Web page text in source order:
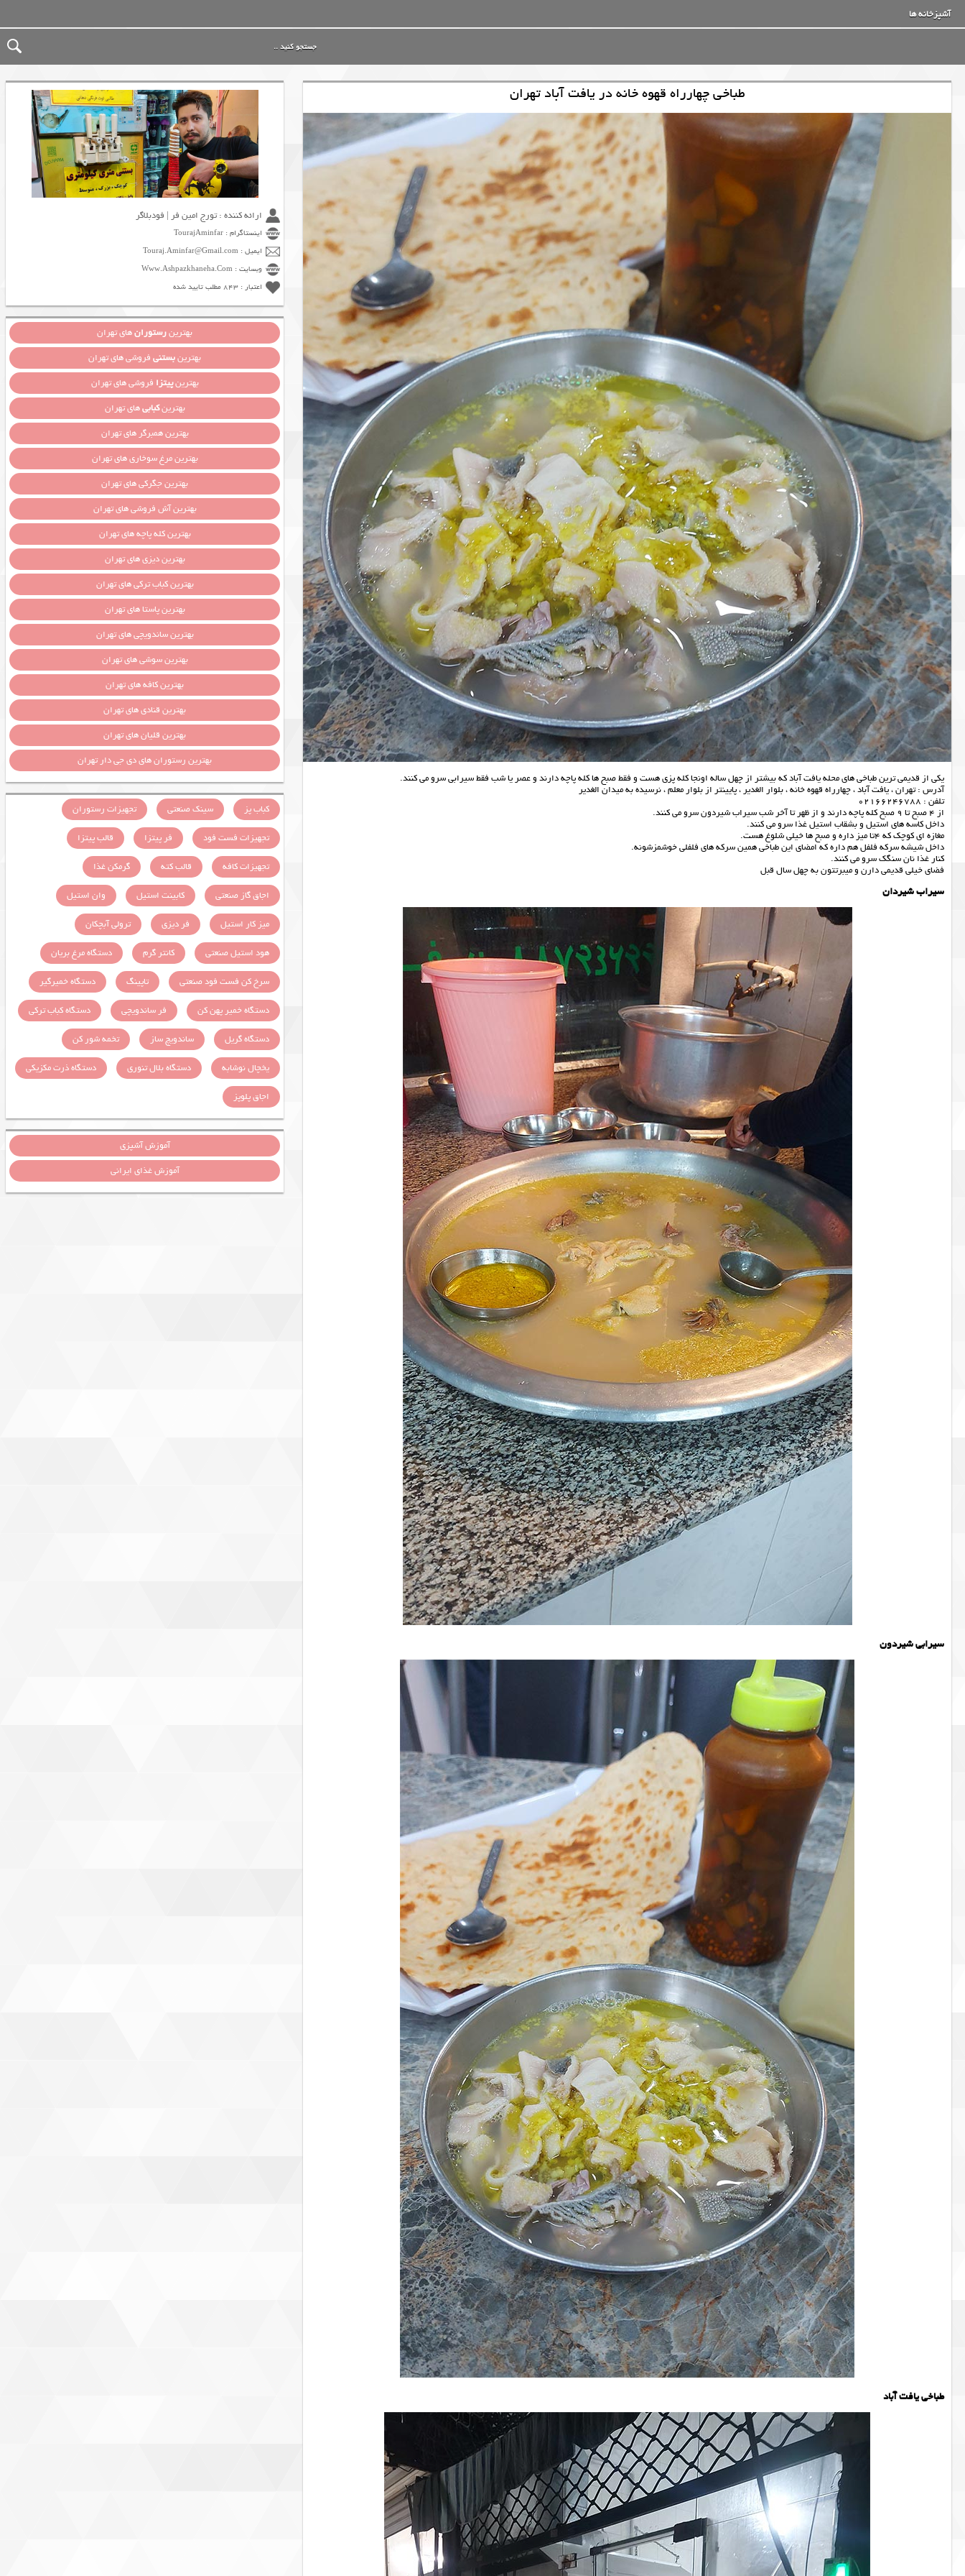
آشپزخانه ها
طباخی چهارراه قهوه خانه در یافت آباد تهران
یکی از قدیمی ترین طباخی های محله یافت آباد که بیشتر از چهل ساله اونجا کله پزی هست و فقط صبح ها کله پاچه دارند و عصر یا شب فقط سیرابی سرو می کنند.
آدرس : تهران ، یافت آباد ، چهارراه قهوه خانه ، بلوار الغدیر ، پایینتر از بلوار معلم ، نرسیده به میدان الغدیر
تلفن : 02166246788
از 4 صبح تا 9 صبح کله پاچه دارند و از ظهر تا آخر شب سیراب شیردون سرو می کنند.
داخل کاسه های استیل و بشقاب استیل غذا سرو می کنند.
مغازه ای کوچک که 4تا میز داره و صبح ها خیلی شلوغ هست.
داخل شیشه سرکه فلفل هم داره که امضای این طباخی همین سرکه های فلفلی خوشمزشونه.
کنار غذا نان سنگک سرو می کنند.
فضای خیلی قدیمی دارن و میبرتتون به چهل سال قبل
سیراب شیردان
سیرابی شیردون
طباخی یافت آباد
ارائه کننده : تورج امین فر | فودبلاگر
اینستاگرام : TourajAminfar
ایمیل : Touraj.Aminfar@Gmail.com
وبسایت : Www.Ashpazkhaneha.Com
اعتبار : 843 مطلب تایید شده
بهترینرستورانهای تهران
بهترینبستنیفروشی های تهران
بهترینپیتزا فروشی های تهران
بهترینکبابیهای تهران
بهترین همبرگر های تهران
بهترین مرغ سوخاری های تهران
بهترین جگرکی های تهران
بهترین آش فروشی های تهران
بهترین کله پاچه های تهران
بهترین دیزی های تهران
بهترین کباب ترکی های تهران
بهترین پاستا های تهران
بهترین ساندویچی های تهران
بهترین سوشی های تهران
بهترین کافه های تهران
بهترین قنادی های تهران
بهترین قلیان های تهران
بهترین رستوران های دی جی دار تهران
کباب پز سینک صنعتی
تجهیزات رستوران
تجهیزات فست فود
فر پیتزا
قالب پیتزا
تجهیزات کافه
قالب کته
گرمکن غذا
اجاق گاز صنعتی
کابینت استیل
وان استیل
میز کار استیل
فر دیزی
ترولی آبچکان
هود استیل صنعتی
کانتر گرم
دستگاه مرغ بریان
سرخ کن فست فود صنعتی
تاپینگ
دستگاه خمیرگیر
دستگاه خمیر پهن کن
فر ساندویچی
دستگاه کباب ترکی
دستگاه گریل
ساندویچ ساز
تخمه شور کن
یخچال نوشابه
دستگاه بلال تنوری
دستگاه ذرت مکزیکی
اجاق پلوپز
آموزش آشپزی
آموزش غذای ایرانی